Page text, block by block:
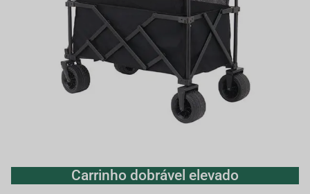
Carrinho dobrável elevado